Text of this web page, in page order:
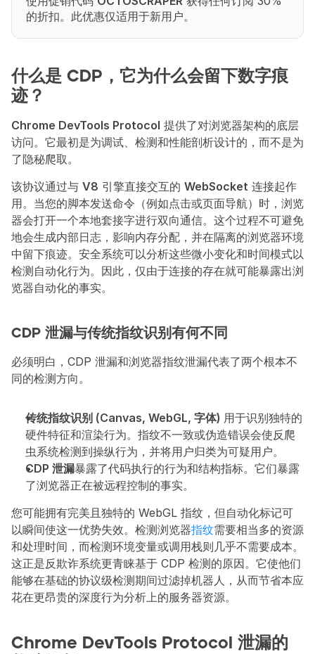
的折扣。此优惠仅适用于新用户。
什么是 CDP，它为什么会留下数字痕
迹？
Chrome DevTools Protocol 提供了对浏览器架构的底层
访问。它最初是为调试、检测和性能剖析设计的，而不是为
了隐秘爬取。
该协议通过与 V8 引擎直接交互的 WebSocket 连接起作
用。当您的脚本发送命令（例如点击或页面导航）时，浏览
器会打开一个本地套接字进行双向通信。这个过程不可避免
地会生成内部日志，影响内存分配，并在隔离的浏览器环境
中留下痕迹。安全系统可以分析这些微小变化和时间模式以
检测自动化行为。因此，仅由于连接的存在就可能暴露出浏
览器自动化的事实。
CDP 泄漏与传统指纹识别有何不同
必须明白，CDP 泄漏和浏览器指纹泄漏代表了两个根本不
同的检测方向。
传统指纹识别 (Canvas, WebGL, 字体) 用于识别独特的
硬件特征和渲染行为。指纹不一致或伪造错误会使反爬
虫系统检测到操纵行为，并将用户归类为可疑用户。
CDP 泄漏暴露了代码执行的行为和结构指标。它们暴露
了浏览器正在被远程控制的事实。
您可能拥有完美且独特的 WebGL 指纹，但自动化标记可
以瞬间使这一优势失效。检测浏览器指纹需要相当多的资源
和处理时间，而检测环境变量或调用栈则几乎不需要成本。
这正是反欺诈系统更青睐基于 CDP 检测的原因。它使他们
能够在基础的协议级检测期间过滤掉机器人，从而节省本应
花在更昂贵的深度行为分析上的服务器资源。
Chrome DevTools Protocol 泄漏的